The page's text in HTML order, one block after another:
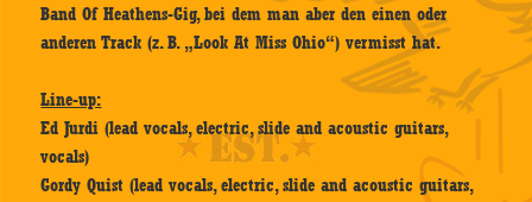
Band Of Heathens-Gig, bei dem man aber den einen oder
anderen Track (z. B. „Look At Miss Ohio“) vermisst hat.
Line-up:
Ed Jurdi (lead vocals, electric, slide and acoustic guitars,
vocals)
Gordy Quist (lead vocals, electric, slide and acoustic guitars,